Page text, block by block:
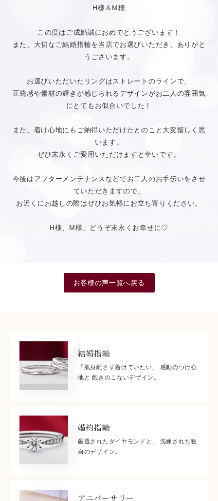
H様＆M様
この度はご成婚誠におめでとうございます！
また、大切なご結婚指輪を当店でお選びいただき、ありがと
うございます。
お選びいただいたリングはストレートのラインで、
正統感や素材の輝きが感じられるデザインがお二人の雰囲気
にとてもお似合いでした！
また、着け心地にもご納得いただけたとのこと大変嬉しく思
います。
ぜひ末永くご愛用いただけますと幸いです。
今後はアフターメンテナンスなどでお二人のお手伝いをさせ
ていただきますので、
お近くにお越しの際はぜひお気軽にお立ち寄りください。
H様、M様、どうぞ末永くお幸せに♡
お客様の声一覧へ戻る
結婚指輪
「肌身離さず着けていたい」 感動のつけ心
地と 飽きのこないデザイン。
婚約指輪
厳選されたダイヤモンドと、 洗練された独
自のデザイン。
アニバーサリー